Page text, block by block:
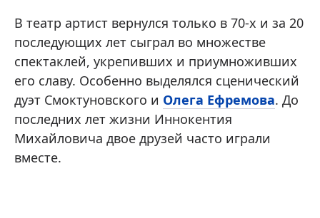
В театр артист вернулся только в 70-х и за 20
последующих лет сыграл во множестве
спектаклей, укрепивших и приумноживших
его славу. Особенно выделялся сценический
дуэт Смоктуновского и Олега Ефремова. До
последних лет жизни Иннокентия
Михайловича двое друзей часто играли
вместе.